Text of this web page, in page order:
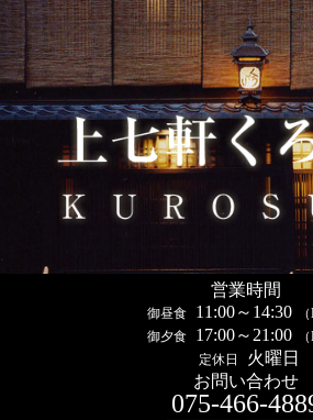
営業時間
御昼食 11:00～14:30
御夕食
17:00～21:00
定休日
火曜日
お問い合わせ
075-466-